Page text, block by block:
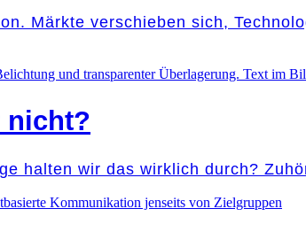
Märkte verschieben sich,
nicht?
halten wir das wirklich durch?